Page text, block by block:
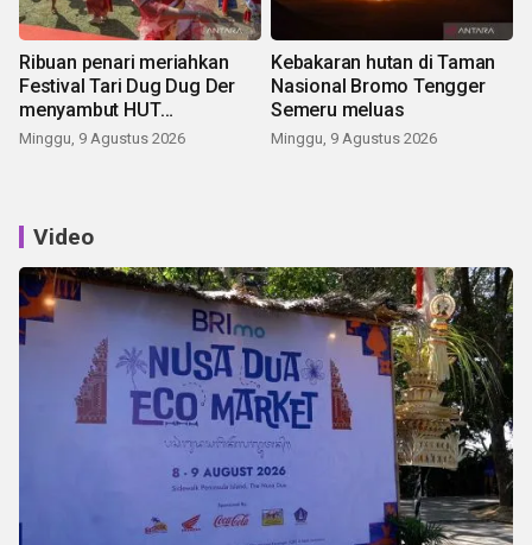
Ribuan penari meriahkan
Festival Tari Dug Dug Der
menyambut HUT
Kemerdekaan
Minggu, 9 Agustus 2026
Kebakaran hutan di Taman
Nasional Bromo Tengger
Semeru meluas
Minggu, 9 Agustus 2026
Video